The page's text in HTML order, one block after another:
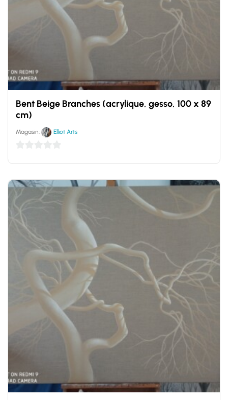
Bent Beige Branches (acrylique, gesso, 100 x 89
cm)
Magasin: Elliot Arts
5